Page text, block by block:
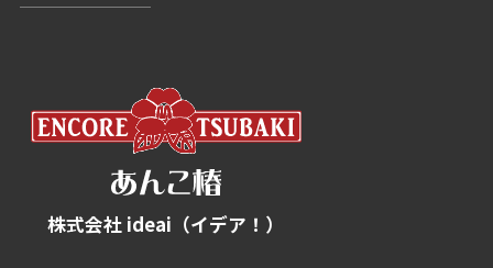
株式会社 ideai（イデア！）